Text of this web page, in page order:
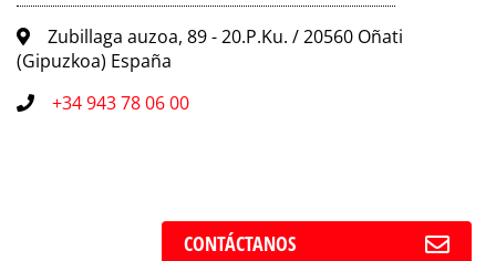
CONTÁCTANOS
Zubillaga auzoa, 89 - 20.P.Ku. / 20560 Oñati
(Gipuzkoa) España
+34 943 78 06 00